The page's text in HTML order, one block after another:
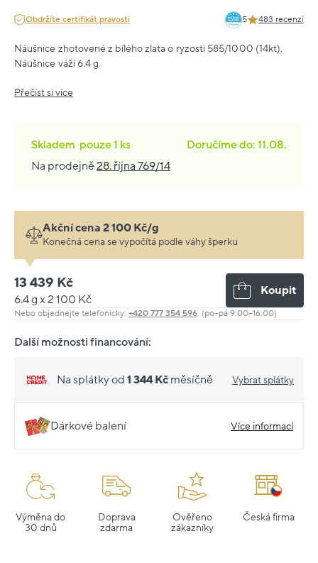
Obdržíte certifikát pravosti 5 483 recenzí
Náušnice zhotovené z bílého zlata o ryzosti 585/1000 (14kt).
Náušnice váží 6.4 g.
Přečíst si více
Skladem pouze1 ks
Doručíme do: 11.08.
Na prodejně28. října 769/14
Akční cena 2 100 Kč/g
Konečná cena se vypočítá podle váhy šperku
13 439 Kč
6.4 g x 2 100 Kč
Koupit
Nebo objednejte telefonicky: +420 777 354 596 (po–pá 9:00–16:00)
Další možnosti financování:
Na splátky od 1 344 Kč měsíčně Vybrat splátky
Dárkové balení Více informací
Výměna do
30 dnů
Doprava
zdarma
Ověřeno
zákazníky
Česká firma